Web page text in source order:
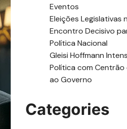
Eventos
Eleições Legislativas
Encontro Decisivo
Política Nacional
Gleisi Hoffmann
Política com Centrão
ao Governo
Categories